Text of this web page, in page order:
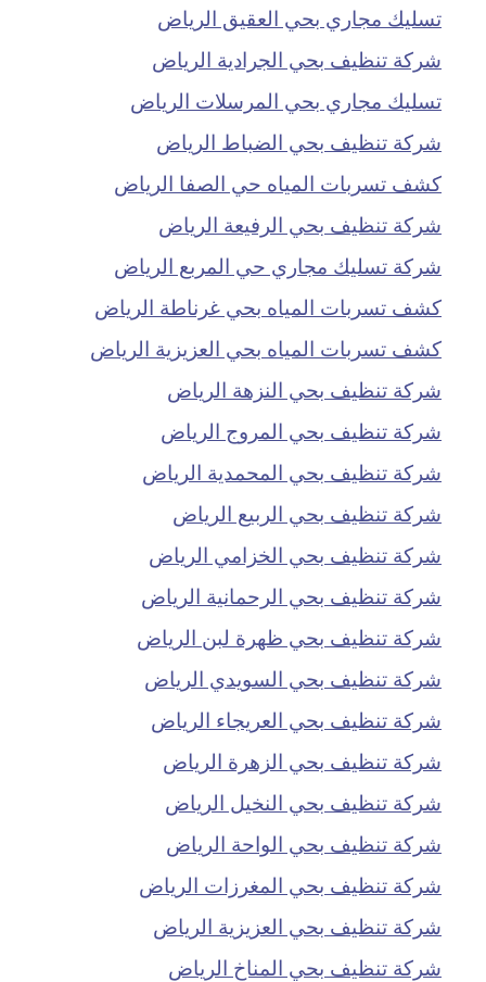
تسليك مجاري بحي العقيق الرياض
شركة تنظيف بحي الجرادية الرياض
تسليك مجاري بحي المرسلات الرياض
شركة تنظيف بحي الضباط الرياض
كشف تسربات المياه حي الصفا الرياض
شركة تنظيف بحي الرفيعة الرياض
شركة تسليك مجاري حي المربع الرياض
كشف تسربات المياه بحي غرناطة الرياض
كشف تسربات المياه بحي العزيزية الرياض
شركة تنظيف بحي النزهة الرياض
شركة تنظيف بحي المروج الرياض
شركة تنظيف بحي المحمدية الرياض
شركة تنظيف بحي الربيع الرياض
شركة تنظيف بحي الخزامي الرياض
شركة تنظيف بحي الرحمانية الرياض
شركة تنظيف بحي ظهرة لبن الرياض
شركة تنظيف بحي السويدي الرياض
شركة تنظيف بحي العريجاء الرياض
شركة تنظيف بحي الزهرة الرياض
شركة تنظيف بحي النخيل الرياض
شركة تنظيف بحي الواحة الرياض
شركة تنظيف بحي المغرزات الرياض
شركة تنظيف بحي العزيزية الرياض
شركة تنظيف بحي المناخ الرياض